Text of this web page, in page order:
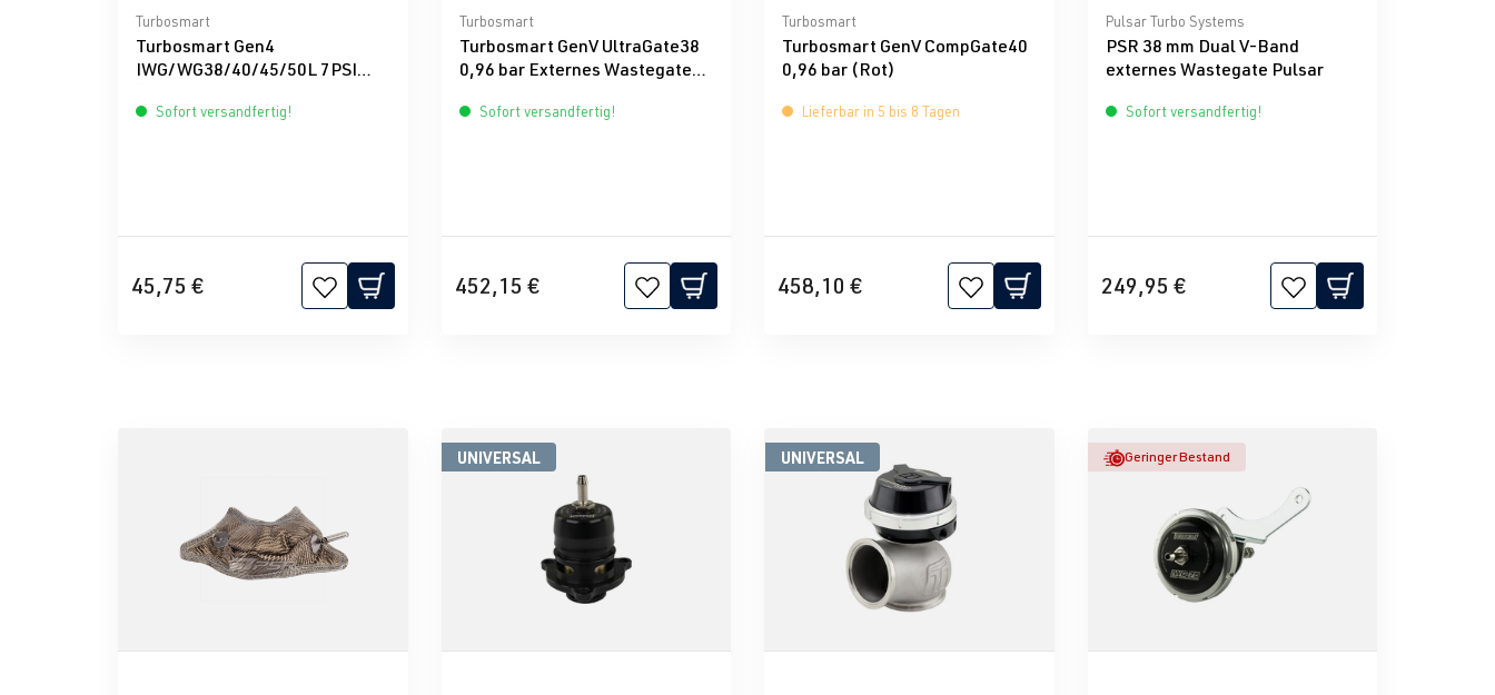
Durchschnittliche Bewertung von 0 von 5 Sternen
Turbosmart
Turbosmart Gen4
IWG/WG38/40/45/50L 7PSI
Sofort versandfertig!
45,75 €
Durchschnittliche Bewertung von 0 von 5 Sternen
Turbosmart
Turbosmart GenV UltraGate38
0,96 bar Externes Wastegate
Sofort versandfertig!
452,15 €
Durchschnittliche Bewertung von 0 von 5 Sternen
Turbosmart
Turbosmart GenV CompGate40
0,96 bar (Rot)
Lieferbar in 5 bis 8 Tagen
458,10 €
Durchschnittliche Bewertung von 0 von 5 Sternen
Pulsar Turbo Systems
PSR 38 mm Dual V-Band
externes Wastegate Pulsar
Sofort versandfertig!
249,95 €
UNIVERSAL UNIVERSAL Geringer Bestand